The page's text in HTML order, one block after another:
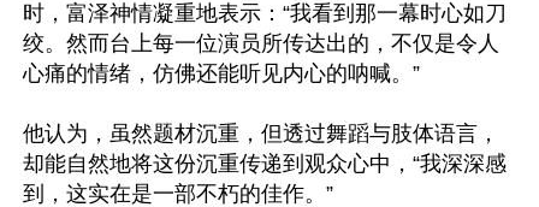
时，富泽神情凝重地表示：“我看到那一幕时心如刀
绞。然而台上每一位演员所传达出的，不仅是令人
心痛的情绪，仿佛还能听见内心的呐喊。”
他认为，虽然题材沉重，但透过舞蹈与肢体语言，
却能自然地将这份沉重传递到观众心中，“我深深感
到，这实在是一部不朽的佳作。”